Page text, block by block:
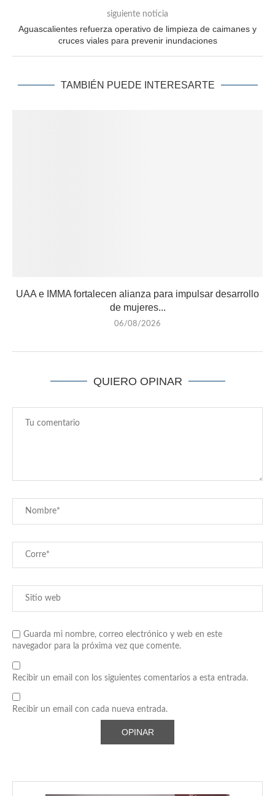
siguiente noticia
Aguascalientes refuerza operativo de limpieza de caimanes y
cruces viales para prevenir inundaciones
TAMBIÉN PUEDE INTERESARTE
UAA e IMMA fortalecen alianza para impulsar desarrollo
de mujeres...
06/08/2026
QUIERO OPINAR
Guarda mi nombre, correo electrónico y web en este
navegador para la próxima vez que comente.
Recibir un email con los siguientes comentarios a esta entrada.
Recibir un email con cada nueva entrada.